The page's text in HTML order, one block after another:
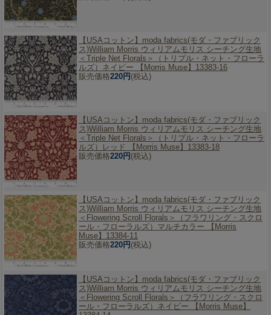
【USAコットン】 moda fabrics(モダ・ファブリック
ス)William Morris ウィリアムモリス シーチング生地
＜Triple Net Florals＞（トリプル・ネット・フローラ
ルズ）ネイビー 【Morris Muse】13383-16
販売価格220円(税込)
【USAコットン】 moda fabrics(モダ・ファブリック
ス)William Morris ウィリアムモリス シーチング生地
＜Triple Net Florals＞（トリプル・ネット・フローラ
ルズ）レッド 【Morris Muse】13383-18
販売価格220円(税込)
【USAコットン】 moda fabrics(モダ・ファブリック
ス)William Morris ウィリアムモリス シーチング生地
＜Flowering Scroll Florals＞（フラワリング・スクロ
ール・フローラルズ）マルチカラー 【Morris
Muse】13384-11
販売価格220円(税込)
【USAコットン】 moda fabrics(モダ・ファブリック
ス)William Morris ウィリアムモリス シーチング生地
＜Flowering Scroll Florals＞（フラワリング・スクロ
ール・フローラルズ）ネイビー 【Morris Muse】